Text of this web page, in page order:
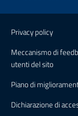
Sezione
Privacy policy
Meccanismo di
utenti del sito
Piano di
Dichiarazione di